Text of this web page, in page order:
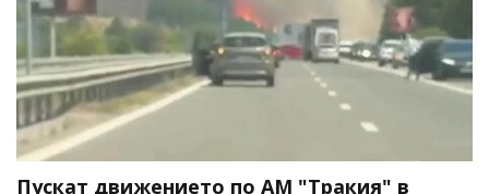
Пускат движението по АМ "Тракия" в